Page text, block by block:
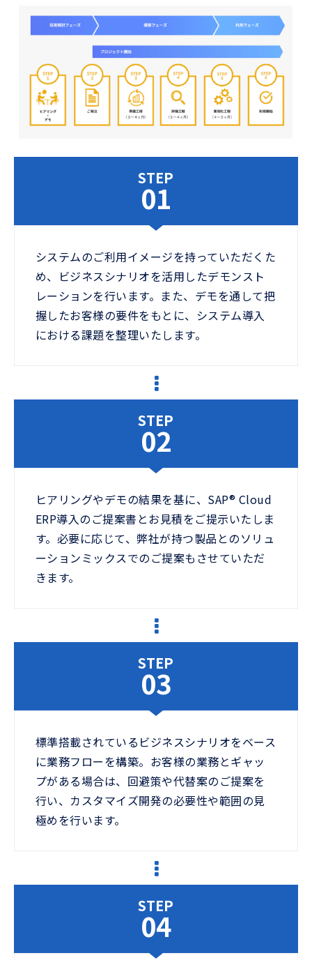
STEP
01
システムのご利用イメージを持っていただくた
め、ビジネスシナリオを活用したデモンスト
レーションを行います。また、デモを通して把
握したお客様の要件をもとに、システム導入
における課題を整理いたします。
STEP
02
ヒアリングやデモの結果を基に、SAP® Cloud
ERP導入のご提案書とお見積をご提示いたしま
す。必要に応じて、弊社が持つ製品とのソリュ
ーションミックスでのご提案もさせていただ
きます。
STEP
03
標準搭載されているビジネスシナリオをベース
に業務フローを構築。お客様の業務とギャッ
プがある場合は、回避策や代替案のご提案を
行い、カスタマイズ開発の必要性や範囲の見
極めを行います。
STEP
04